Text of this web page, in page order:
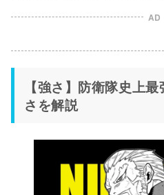
AD
【強さ】防衛隊史上
さを解説